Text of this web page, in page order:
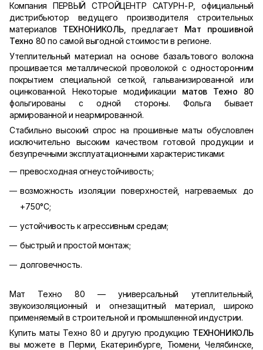
Компания ПЕРВЫЙ СТРОЙЦЕНТР САТУРН-Р, официальный
дистрибьютор ведущего производителя строительных
материалов ТЕХНОНИКОЛЬ, предлагает Мат прошивной
Техно 80 по самой выгодной стоимости в регионе.
Утеплительный материал на основе базальтового волокна
прошивается металлической проволокой с односторонним
покрытием специальной сеткой, гальванизированной или
оцинкованной. Некоторые модификации матов Техно 80
фольгированы с одной стороны. Фольга бывает
армированной и неармированной.
Стабильно высокий спрос на прошивные маты обусловлен
исключительно высоким качеством готовой продукции и
безупречными эксплуатационными характеристиками:
превосходная огнеустойчивость;
возможность изоляции поверхностей, нагреваемых до
+750°С;
устойчивость к агрессивным средам;
быстрый и простой монтаж;
долговечность.
Мат Техно 80 — универсальный утеплительный,
звукоизоляционный и огнезащитный материал, широко
применяемый в строительной и промышленной индустрии.
Купить маты Техно 80 и другую продукцию ТЕХНОНИКОЛЬ
вы можете в Перми, Екатеринбурге, Тюмени, Челябинске,